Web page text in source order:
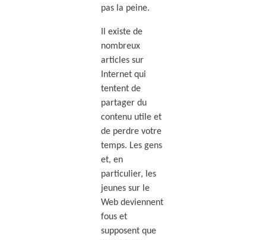
pas la peine.
Il existe de
nombreux
articles sur
Internet qui
tentent de
partager du
contenu utile et
de perdre votre
temps. Les gens
et, en
particulier, les
jeunes sur le
Web deviennent
fous et
supposent que